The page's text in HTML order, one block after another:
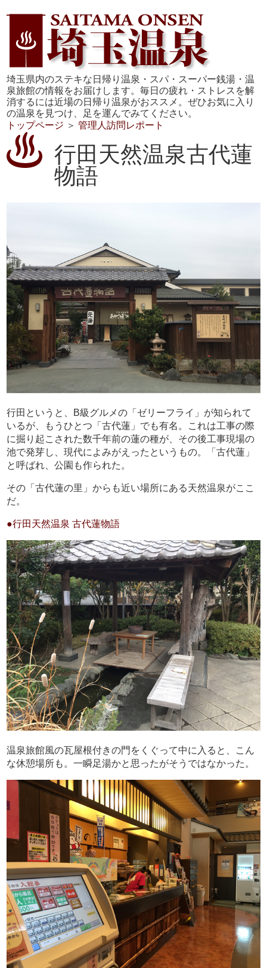
埼玉県内のステキな日帰り温泉・スパ・スーパー銭湯・温
泉旅館の情報をお届けします。毎日の疲れ・ストレスを解
消するには近場の日帰り温泉がおススメ。ぜひお気に入り
の温泉を見つけ、足を運んでみてください。
トップページ ＞管理人訪問レポート
行田天然温泉古代蓮
物語
行田というと、B級グルメの「ゼリーフライ」が知られて
いるが、もうひとつ「古代蓮」でも有名。これは工事の際
に掘り起こされた数千年前の蓮の種が、その後工事現場の
池で発芽し、現代によみがえったというもの。「古代蓮」
と呼ばれ、公園も作られた。
その「古代蓮の里」からも近い場所にある天然温泉がここ
だ。
●行田天然温泉 古代蓮物語
温泉旅館風の瓦屋根付きの門をくぐって中に入ると、こん
な休憩場所も。一瞬足湯かと思ったがそうではなかった。